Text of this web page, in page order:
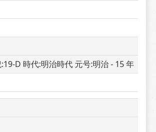
D 時代:明治時代 元号:明治 - 15 年